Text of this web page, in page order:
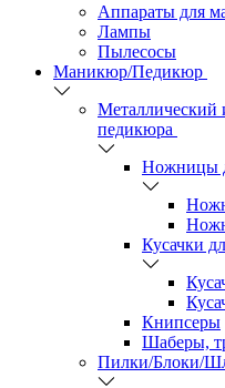
Аппараты для
Лампы
Пылесосы
Маникюр/Педикюр
Металлический
педикюра
Ножницы
Кусачки
Книпсеры
Шаберы,
Пилки/Блоки/